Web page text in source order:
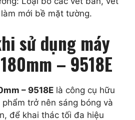
mới bề mặt tường.
sử dụng máy
– 9518E
– 9518E là công cụ hữu
trở nên sáng bóng và
để khai thác tối đa hiệu